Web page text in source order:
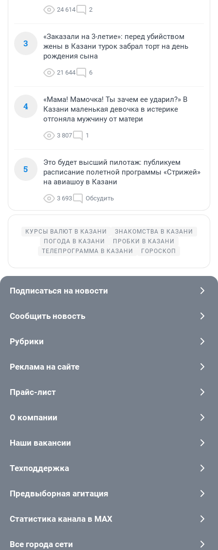
24 614 2
3
«Заказали на 3-летие»: перед убийством
жены в Казани турок забрал торт на день
рождения сына
21 644 6
4
«Мама! Мамочка! Ты зачем ее ударил?» В
Казани маленькая девочка в истерике
отгоняла мужчину от матери
3 807 1
5
Это будет высший пилотаж: публикуем
расписание полетной программы «Стрижей»
на авиашоу в Казани
3 693 Обсудить
КУРСЫ ВАЛЮТ В КАЗАНИ
ЗНАКОМСТВА В КАЗАНИ
ПОГОДА В КАЗАНИ
ПРОБКИ В КАЗАНИ
ТЕЛЕПРОГРАММА В КАЗАНИ
ГОРОСКОП
Подписаться на новости
Сообщить новость
Рубрики
Реклама на сайте
Прайс-лист
О компании
Наши вакансии
Техподдержка
Предвыборная агитация
Статистика канала в MAX
Все города сети